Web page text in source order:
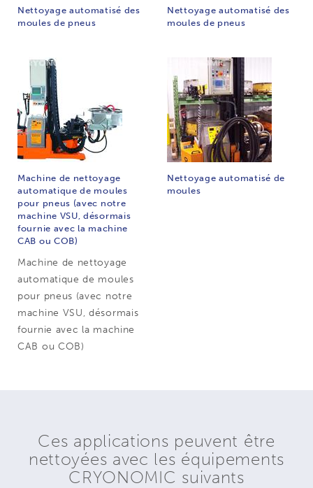
Nettoyage automatisé des
moules de pneus
Nettoyage automatisé des
moules de pneus
Machine de nettoyage
automatique de moules
pour pneus (avec notre
machine VSU, désormais
fournie avec la machine
CAB ou COB)
Machine de nettoyage
automatique de moules
pour pneus (avec notre
machine VSU, désormais
fournie avec la machine
CAB ou COB)
Nettoyage automatisé de
moules
Ces applications peuvent être
nettoyées avec les équipements
CRYONOMIC suivants